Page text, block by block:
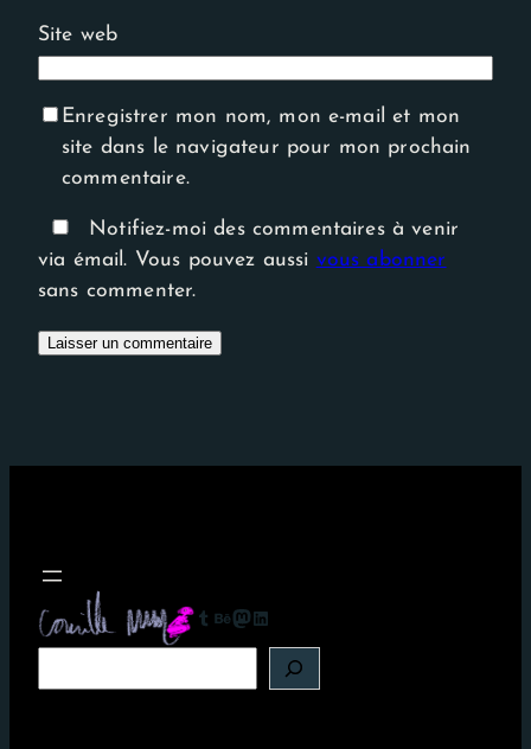
Site web
Enregistrer mon nom, mon e-mail et mon
site dans le navigateur pour mon prochain
commentaire.
Notifiez-moi des commentaires à venir
via émail. Vous pouvez aussi vous abonner
sans commenter.
Tumblr Behance Mastodon LinkedIn
e